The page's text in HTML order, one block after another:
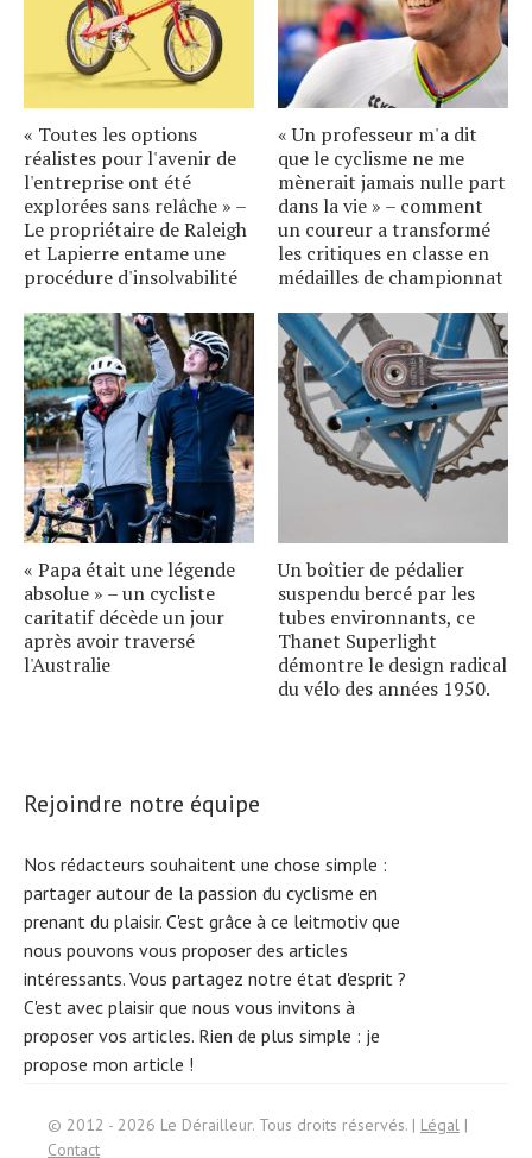
« Toutes les options
réalistes pour l'avenir de
l'entreprise ont été
explorées sans relâche » –
Le propriétaire de Raleigh
et Lapierre entame une
procédure d'insolvabilité
« Un professeur m'a dit
que le cyclisme ne me
mènerait jamais nulle part
dans la vie » – comment
un coureur a transformé
les critiques en classe en
médailles de championnat
« Papa était une légende
absolue » – un cycliste
caritatif décède un jour
après avoir traversé
l'Australie
Un boîtier de pédalier
suspendu bercé par les
tubes environnants, ce
Thanet Superlight
démontre le design radical
du vélo des années 1950.
Rejoindre notre équipe
Nos rédacteurs souhaitent une chose simple :
partager autour de la passion du cyclisme en
prenant du plaisir. C'est grâce à ce leitmotiv que
nous pouvons vous proposer des articles
intéressants. Vous partagez notre état d'esprit ?
C'est avec plaisir que nous vous invitons à
proposer vos articles. Rien de plus simple : je
propose mon article !
© 2012 - 2026 Le Dérailleur. Tous droits réservés. | Légal |
Contact
S
e
ar
c
h
f
or: